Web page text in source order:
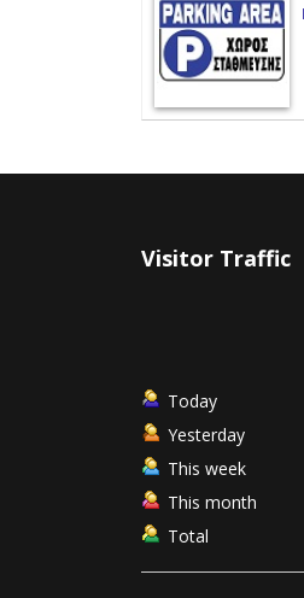
Visitor Traffic
Today
Yesterday
This week
This month
Total